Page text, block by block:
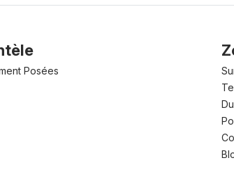
Posées